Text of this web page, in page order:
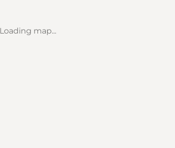
Loading map...